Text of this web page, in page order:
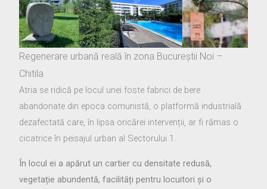
Regenerare urbană reală în zona Bucureștii Noi –
Chitila
Atria se ridică pe locul unei foste fabrici de bere
abandonate din epoca comunistă, o platformă industrială
dezafectată care, în lipsa oricărei intervenții, ar fi rămas o
cicatrice în peisajul urban al Sectorului 1.
În locul ei a apărut un cartier cu densitate redusă,
vegetație abundentă, facilități pentru locuitori și o